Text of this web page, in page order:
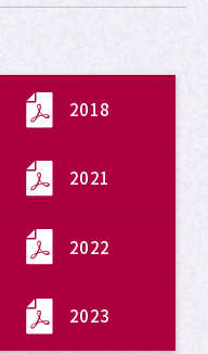
2018
2021
2022
2023